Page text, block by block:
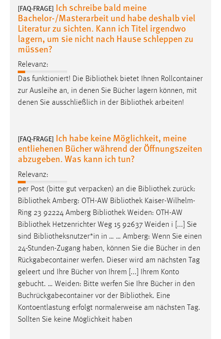
[FAQ-FRAGE] Ich schreibe bald meine
Bachelor-/Masterarbeit und habe deshalb viel
Literatur zu sichten. Kann ich Titel irgendwo
lagern, um sie nicht nach Hause schleppen zu
müssen?
Relevanz:
Das funktioniert! Die Bibliothek bietet Ihnen Rollcontainer
zur Ausleihe an, in denen Sie Bücher lagern können, mit
denen Sie ausschließlich in der Bibliothek arbeiten!
[FAQ-FRAGE] Ich habe keine Möglichkeit, meine
entliehenen Bücher während der Öffnungszeiten
abzugeben. Was kann ich tun?
Relevanz:
per Post (bitte gut verpacken) an die Bibliothek zurück:
Bibliothek Amberg: OTH-AW Bibliothek Kaiser-Wilhelm-
Ring 23 92224 Amberg Bibliothek Weiden: OTH-AW
Bibliothek Hetzenrichter Weg 15 92637 Weiden i [...] Sie
sind Bibliotheksnutzer*in in … … Amberg: Wenn Sie einen
24-Stunden-Zugang haben, können Sie die Bücher in den
Rückgabecontainer werfen. Dieser wird am nächsten Tag
geleert und Ihre Bücher von Ihrem [...] Ihrem Konto
gebucht. … Weiden: Bitte werfen Sie Ihre Bücher in den
Buchrückgabecontainer vor der Bibliothek. Eine
Kontoentlastung erfolgt normalerweise am nächsten Tag.
Sollten Sie keine Möglichkeit haben
Zweck:
Das Cookie speichert die gewählte Sprache der Website.
Cookie Laufzeit:
30 Tage
Chat
Name:
Zweck:
Wird benötigt um die Chatfunktion nutzen zu können.
Cookie Laufzeit:
MibewSessionID, mibew-chat-frame-style-
5e9dbeb1811c0446 = Sitzungslaufzeit, mibew_locale = 3
Jahre, MIBEW_UserID = 1 Jahr
Login
Name:
fe_user, be_user, be_lastLoginProvider
Zweck:
Dieser Cookie ist notwendig um sich an der Website
einloggen zu können.
Cookie Laufzeit: